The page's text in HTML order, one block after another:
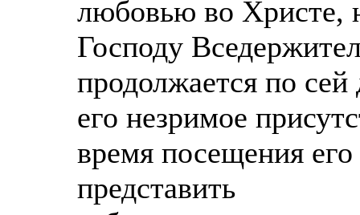
любовью во Христе,
Господу
продолжается по сей
его незримое
время посещения
представить